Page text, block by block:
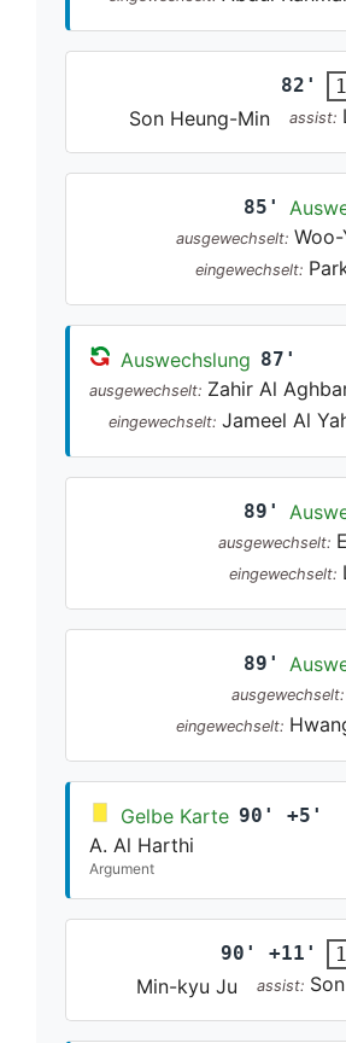
82'
Son Heung-Min
assist:
85'
ausgewechselt:
eingewechselt:
Auswechslung 87'
ausgewechselt: Zahir Al
eingewechselt: Jameel Al
89'
ausgewechselt:
eingewechselt:
89'
ausgewechselt:
eingewechselt:
Gelbe Karte 90' +5'
A. Al Harthi
Argument
90' +11'
Min-kyu Ju
assist: